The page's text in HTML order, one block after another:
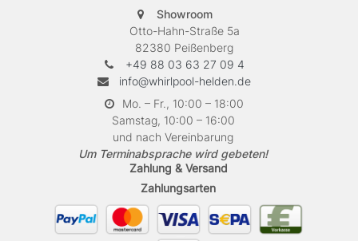
Showroom
Otto-Hahn-Straße 5a
82380 Peißenberg
+49 88 03 63 27 09 4
info@whirlpool-helden.de
Mo. – Fr., 10:00 – 18:00
Samstag, 10:00 – 16:00
und nach Vereinbarung
Um Terminabsprache wird gebeten!
Zahlung & Versand
Zahlungsarten